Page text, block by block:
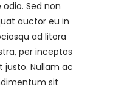
Sed non
auctor eu in
ad litora
per inceptos
justo. Nullam ac
sit